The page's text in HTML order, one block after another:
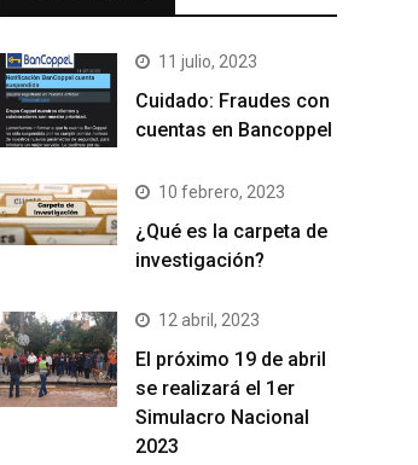
11 julio, 2023
Cuidado: Fraudes con
cuentas en Bancoppel
10 febrero, 2023
¿Qué es la carpeta de
investigación?
12 abril, 2023
El próximo 19 de abril
se realizará el 1er
Simulacro Nacional
2023